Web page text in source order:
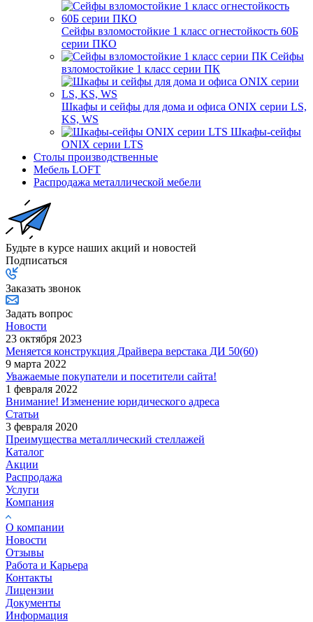
Сейфы взломостойкие 1 класс огнестойкость 60Б
серии ПКО
Сейфы
взломостойкие 1 класс серии ПК
Шкафы и сейфы для дома и офиса ONIX серии LS,
KS, WS
Шкафы-сейфы
ONIX серии LTS
Столы производственные
Мебель LOFT
Распродажа металлической мебели
Будьте в курсе наших акций и новостей
Подписаться
Заказать звонок
Задать вопрос
Новости
23 октября 2023
Меняется конструкция Драйвера верстака ДИ 50(60)
9 марта 2022
Уважаемые покупатели и посетители сайта!
1 февраля 2022
Внимание! Изменение юридического адреса
Статьи
3 февраля 2020
Преимущества металлический стеллажей
Каталог
Акции
Распродажа
Услуги
Компания
О компании
Новости
Отзывы
Работа и Карьера
Контакты
Лицензии
Документы
Информация